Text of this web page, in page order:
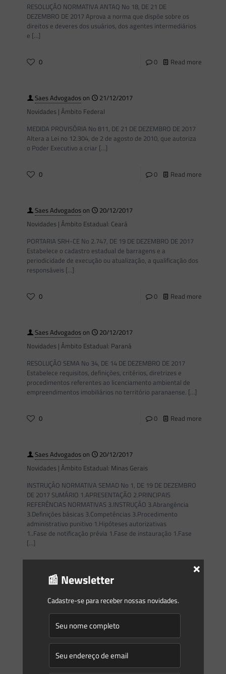
RESOLUÇÃO NORMATIVA ANTAQ No 18, DE 21 DE
DEZEMBRO DE 2017 Aprova a norma que dispõe sobre os
direitos e deveres dos usuários, dos agentes intermediários
e […]
0 0 Read more
Saes Advogadoson
21/12/2017
Novidades | Âmbito Federal
MEDIDA PROVISÓRIA No 811, DE 21 DE DEZEMBRO DE 2017
Altera a Lei no 12.304, de 2 de agosto de 2010, que autoriza
o Poder Executivo a criar […]
0 0 Read more
Saes Advogadoson
20/12/2017
Novidades | Âmbito Estadual: Ceará
PORTARIA SRH-CE No 2.747, DE 19 DE DEZEMBRO DE 2017
Estabelece o cadastro estadual de barragens e a
periodicidade de execução ou atualização, a qualificação dos
responsáveis […]
0 0 Read more
Saes Advogadoson
20/12/2017
Novidades | Âmbito Estadual: Paraná
RESOLUÇÃO SEMA No 34, DE 14 DE DEZEMBRO DE 2017
Estabelece requisitos, definições, critérios, diretrizes e
procedimentos referentes ao licenciamento ambiental de
empreendimentos imobiliários no território paranaense. […]
0 0 Read more
Saes Advogadoson
20/12/2017
Novidades | Âmbito Estadual: Minas Gerais
INSTRUÇÃO NORMATIVA SEMAD No 1, DE 19 DE DEZEMBRO
DE 2017 SUMÁRIO 1.APRESENTAÇÃO 2.PRINCIPAIS
REFERÊNCIAS NORMATIVAS 3.INSTRUÇÃO 3.Abrangência
3.Definições básicas 3.Competências 3.Procedimento
administrativo punitivo 1.Hipóteses autorizativas
1..Fase de notificação prévia 1.Fase de instauração 1.Fase
[…]
Read more
Prev page
4
12 13
17
18 19 20 21 22 23 24
📰 Newsletter
Cadastre-se para receber nossas novidades.
×